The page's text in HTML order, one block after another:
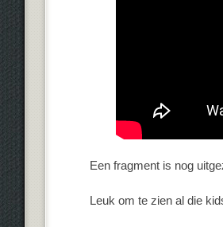
Een fragment is nog
Leuk om te zien al die